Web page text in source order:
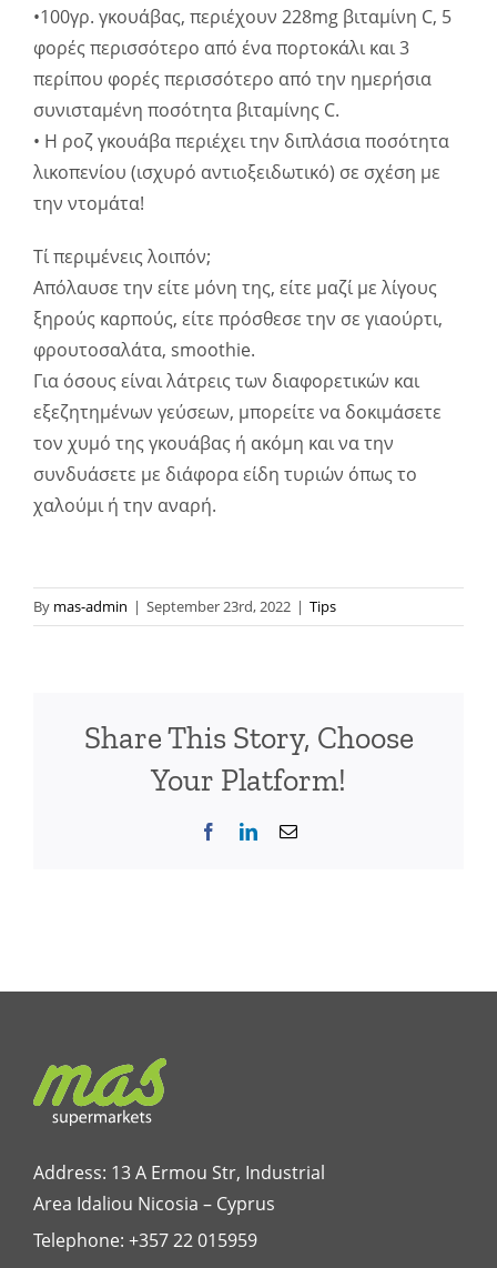
•100γρ. γκουάβας, περιέχουν 228mg βιταμίνη C, 5
φορές περισσότερο από ένα πορτοκάλι και 3
περίπου φορές περισσότερο από την ημερήσια
συνισταμένη ποσότητα βιταμίνης C.
• Η ροζ γκουάβα περιέχει την διπλάσια ποσότητα
λικοπενίου (ισχυρό αντιοξειδωτικό) σε σχέση με
την ντομάτα!
Τί περιμένεις λοιπόν;
Απόλαυσε την είτε μόνη της, είτε μαζί με λίγους
ξηρούς καρπούς, είτε πρόσθεσε την σε γιαούρτι,
φρουτοσαλάτα, smoothie.
Για όσους είναι λάτρεις των διαφορετικών και
εξεζητημένων γεύσεων, μπορείτε να δοκιμάσετε
τον χυμό της γκουάβας ή ακόμη και να την
συνδυάσετε με διάφορα είδη τυριών όπως το
χαλούμι ή την αναρή.
By mas-admin | September 23rd, 2022 | Tips
Share This Story, Choose
Your Platform!
FacebookLinkedInEmail
Address: 13 A Ermou Str, Industrial
Area Idaliou Nicosia – Cyprus
Telephone: +357 22 015959